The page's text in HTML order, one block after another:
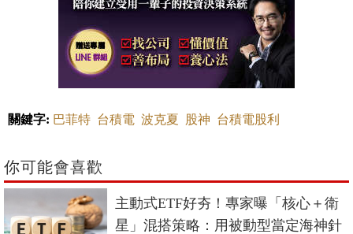
關鍵字: 巴菲特 台積電 波克夏 股神 台積電股利
你可能會喜歡
主動式ETF好夯！專家曝「核心＋衛
星」混搭策略：用被動型當定海神針